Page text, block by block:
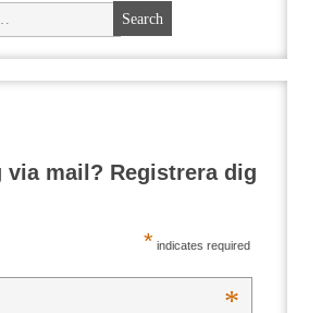
via mail? Registrera dig
* indicates required
*